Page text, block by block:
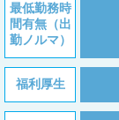
最低勤務時
間有無（出
勤ノルマ）
福利厚生